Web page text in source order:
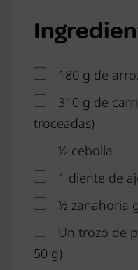
180 g de
310 g de
troceadas)
½ cebolla
1 diente de
½ zanahoria
Un trozo de
50 g)